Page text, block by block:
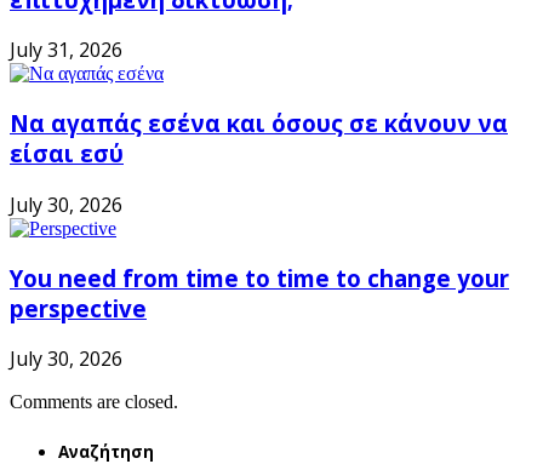
July 31, 2026
Να αγαπάς εσένα και όσους σε κάνουν να
είσαι εσύ
July 30, 2026
You need from time to time to change your
perspective
July 30, 2026
Comments are closed.
Αναζήτηση